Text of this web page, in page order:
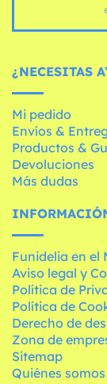
¿NECESITAS
Mi pedido
Envíos &
Productos &
Devoluciones
Más dudas
Funidelia en el
Aviso legal y
Política de
Política de
Derecho de
Zona de
Sitemap
Quiénes somos